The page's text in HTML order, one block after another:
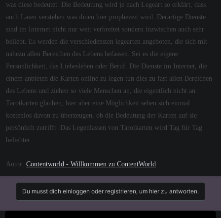
was diese bedeutet. Die Bedeutung wird je nach Legeart so erklärt, dass
auch Laien verstehen was ihnen hier prophezeit wird. Derartige Dienste
sind im Internet nicht nur weit verbreitet sondern inzwischen auch sehr
beliebt. Es werden die verschiedensten legearten angeboten, die sich mit
nahezu allen Bereichen des Lebens befassen. Sei es die eigene
Persönlichkeit, das Liebesleben oder Beruf. Die Dienste im Internet, die
einem anbieten die Karten online zu legen tun dies zu fast allen Bereichen
des Lebens und ziehen so viele Menschen an, die eigentlich nicht an
Tarotkarten glauben, hier aber eine Möglichkeit sehen sich einmal
kostenlos davon zu überzeugen, ob die Bedeutung der Karten auf sie
persönlich zutrifft. Das Legenlassen von Tarotkarten wird Tag für Tag
beliebter.
Autor: Contentworld - Willkommen zu ContentWorld
Du musst dich einloggen oder registrieren, um hier zu antworten.